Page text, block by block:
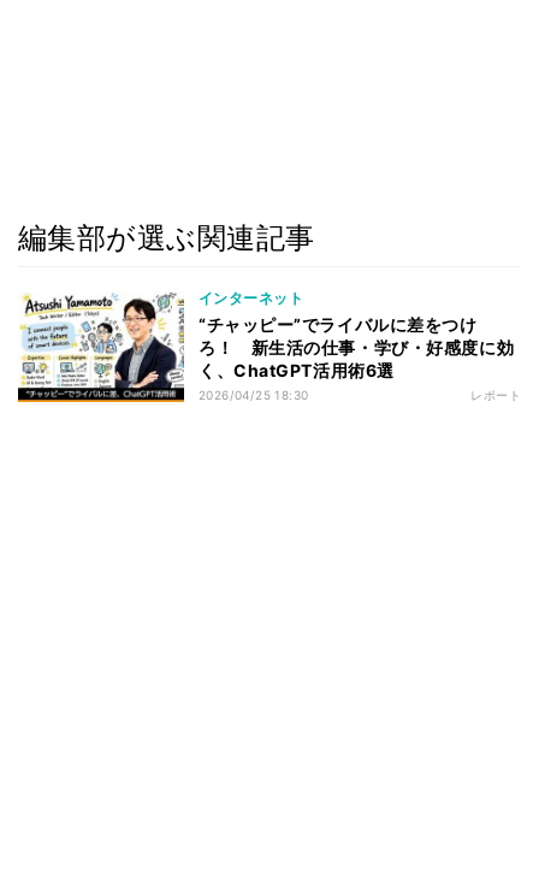
編集部が選ぶ関連記事
インターネット
“チャッピー”でライバルに差をつけ
ろ！ 新生活の仕事・学び・好感度に効
く、ChatGPT活用術6選
2026/04/25 18:30 レポート